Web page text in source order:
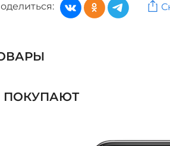
Туфли, босоножки, сандалии: Цвет
Туфли, босоножки, сандалии:
Туфли, босоножки, сандалии:
ПОКУПАЮТ